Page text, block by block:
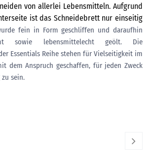
von allerlei Lebensmitteln. Aufgrund
ist das Schneidebrett nur einseitig
fein in Form geschliffen und daraufhin
sowie lebensmittelecht geölt. Die
Essentials Reihe stehen für Vielseitigkeit im
dem Anspruch geschaffen, für jeden Zweck
sein.